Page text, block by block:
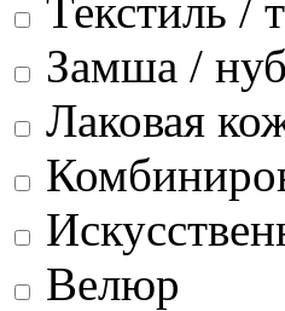
Текстиль /
Замша /
Лаковая
Велюр